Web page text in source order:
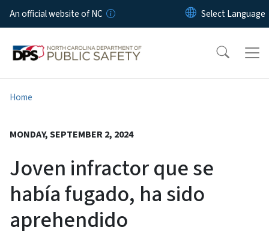
Skip to main content
An official website of NC
Home
MONDAY, SEPTEMBER 2, 2024
Joven infractor que se
había fugado, ha sido
aprehendido